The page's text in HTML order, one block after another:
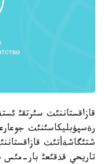
قازاقستاننئث سئرتقئ
رةسپؤبليكاسئنئث
شتئگاشةأتئث
تاريحي قذقئعئ بار-مئس